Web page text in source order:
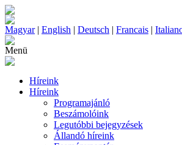
Magyar| English | Deutsch | Francais |
Menü
Híreink
Híreink
Programajánló
Beszámolóink
Legutóbbi bejegyzések
Állandó híreink